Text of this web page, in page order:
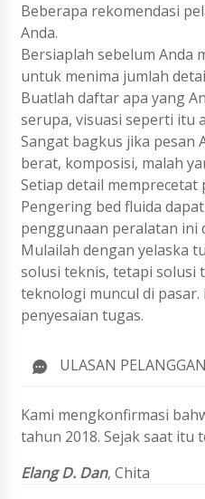
Beberapa rekomendasi
Anda.
Bersiaplah sebelum Anda
untuk menima jumlah
Buatlah daftar apa yang
serupa, visuasi seperti itu
Sangat bagkus jika pesan
berat, komposisi, malah
Setiap detail
Pengering bed fluida
penggunaan peralatan ini
Mulailah dengan yelaska
solusi teknis, tetapi solusi
teknologi muncul di pasar.
penyesaian tugas.
ULASAN
Kami mengkonfirmasi
tahun 2018. Sejak saat itu
Elang D. Dan, Chita